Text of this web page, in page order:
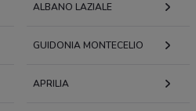
ALBANO LAZIALE
GUIDONIA MONTECELIO
APRILIA